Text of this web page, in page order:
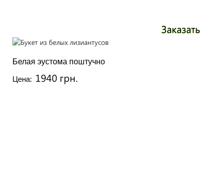
Заказать
Белая эустома поштучно
Цена: 1940 грн.